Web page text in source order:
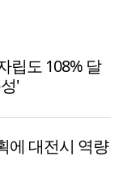
립도 108% 달
'
에 대전시 역량